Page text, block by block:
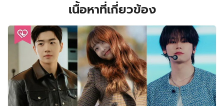
เนื้อหาที่เกี่ยวข้อง